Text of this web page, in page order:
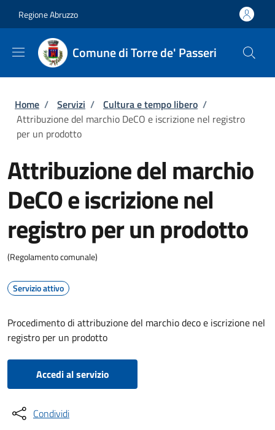
Regione Abruzzo
Comune di Torre de' Passeri
Briciole di pane
Home / Servizi / Cultura e tempo libero /
Attribuzione del marchio DeCO e iscrizione nel registro
per un prodotto
Attribuzione del marchio
DeCO e iscrizione nel
registro per un prodotto
(Regolamento comunale)
Servizio attivo
Procedimento di attribuzione del marchio deco e iscrizione nel
registro per un prodotto
Accedi al servizio
Condividi